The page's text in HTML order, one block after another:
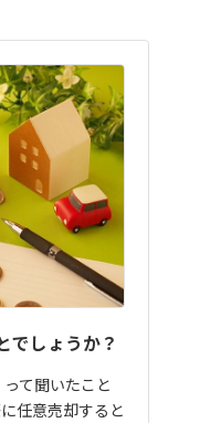
でしょうか？
て聞いたこと
任意売却すると